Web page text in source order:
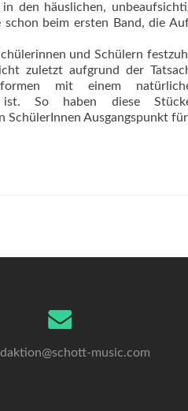
den häuslichen,
beim ersten Band, die
und Schülern
zuletzt aufgrund der
mit einem
ist. So haben diese
SchülerInnen Ausgangspunkt
music.com